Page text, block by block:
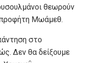
θεωρούν
Μωάμεθ.
στο
Δεν θα δείξουμε